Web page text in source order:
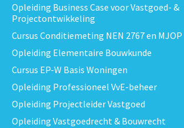
Opleiding Business Case voor Vastgoed- &
Projectontwikkeling
Cursus Conditiemeting NEN 2767 en MJOP
Opleiding Elementaire Bouwkunde
Cursus EP-W Basis Woningen
Opleiding Professioneel VvE-beheer
Opleiding Projectleider Vastgoed
Opleiding Vastgoedrecht & Bouwrecht